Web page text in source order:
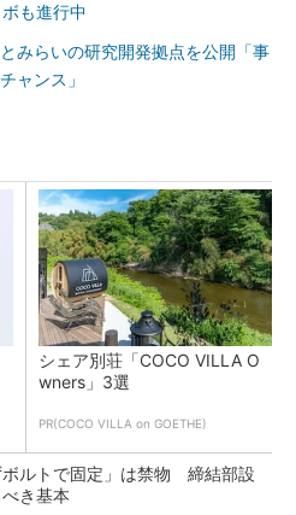
も進行中
みらいの研究開発拠点を公開「事
ャンス」
シェア別荘「COCO VILLA O
wners」3選
PR(COCO VILLA on GOETHE)
ボルトで固定」は禁物 締結部設
き基本